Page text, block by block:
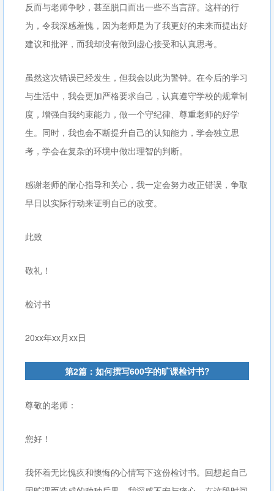
反而与老师争吵，甚至脱口而出一些不当言辞。这样的行
为，令我深感羞愧，因为老师是为了我更好的未来而提出好
建议和批评，而我却没有做到虚心接受和认真思考。
虽然这次错误已经发生，但我会以此为警钟。在今后的学习
与生活中，我会更加严格要求自己，认真遵守学校的规章制
度，增强自我约束能力，做一个守纪律、尊重老师的好学
生。同时，我也会不断提升自己的认知能力，学会独立思
考，学会在复杂的环境中做出理智的判断。
感谢老师的耐心指导和关心，我一定会努力改正错误，争取
早日以实际行动来证明自己的改变。
此致
敬礼！
检讨书
20xx年xx月xx日
第2篇：如何撰写600字的旷课检讨书?
尊敬的老师：
您好！
我怀着无比愧疚和懊悔的心情写下这份检讨书。回想起自己